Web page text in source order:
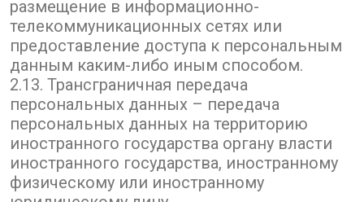
размещение в информационно-
телекоммуникационных сетях или
предоставление доступа к персональным
данным каким-либо иным способом.
2.13. Трансграничная передача
персональных данных – передача
персональных данных на территорию
иностранного государства органу власти
иностранного государства, иностранному
физическому или иностранному